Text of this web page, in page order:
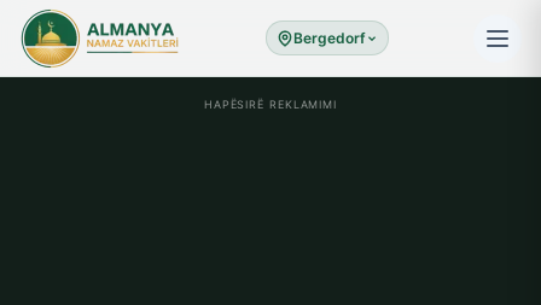
Bergedorf
HAPËSIRË REKLAMIMI